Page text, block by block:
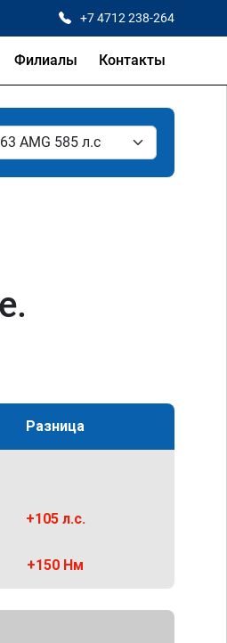
+7 4712 238-264
Филиалы Контакты
Разница
+105 л.с.
+150 Нм